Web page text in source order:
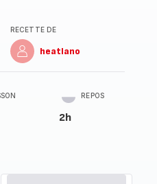
RECETTE DE
heatlano
REPOS
2h